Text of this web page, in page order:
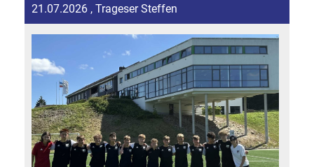
21.07.2026 , Trageser Steffen